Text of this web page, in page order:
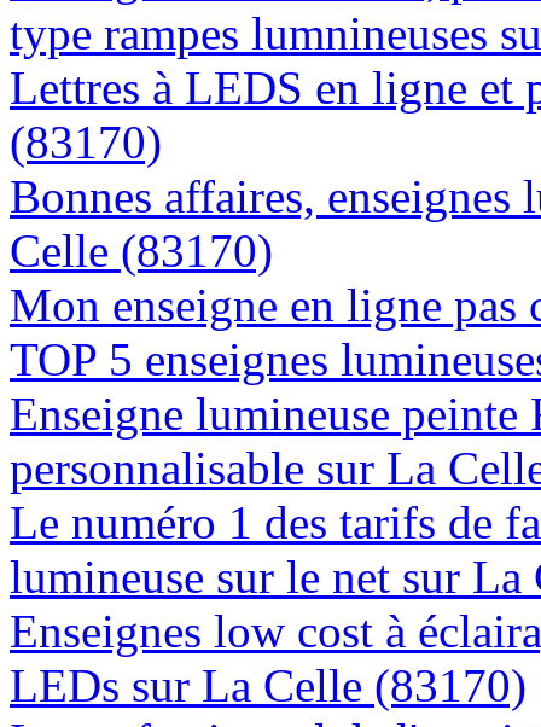
type rampes lumnineuses
Lettres à LEDS en ligne et
(83170)
Bonnes affaires, enseignes
Celle (83170)
Mon enseigne en ligne
TOP 5 enseignes
Enseigne lumineuse
personnalisable sur La
Le numéro 1 des tarifs de
lumineuse sur le net sur
Enseignes low cost à
LEDs sur La Celle (83170)